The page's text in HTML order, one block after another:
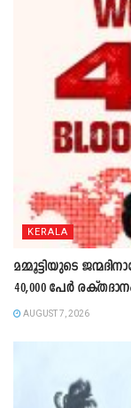
KERALA
മമ്മൂട്ടിയുടെ
40,000 പേർ
AUGUST 7, 2026